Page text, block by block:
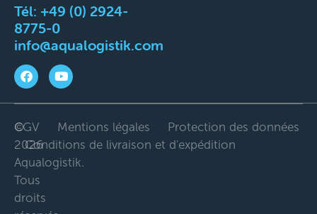
Tél: +49 (0) 2924-
8775-0
info@aqualogistik.com
©
2026
Aqualogistik.
Tous
droits
CGV Mentions légales
Protection des données
Conditions de livraison et d'expédition